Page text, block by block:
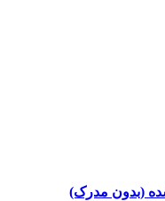
(بدون مدرک)